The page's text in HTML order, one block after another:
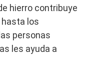
hierro contribuye
los
personas
les ayuda a